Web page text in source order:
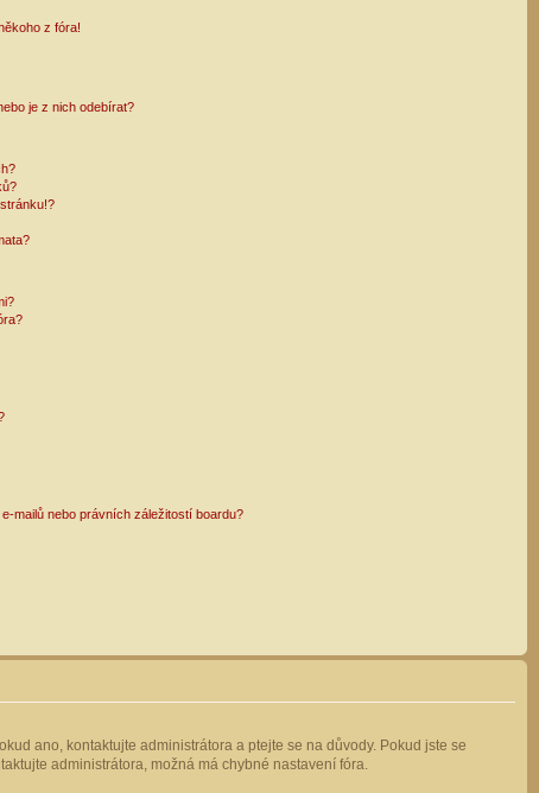
z fóra!
je z nich odebírat?
mailů nebo právních záležitostí boardu?
ano, kontaktujte administrátora a ptejte se na důvody. Pokud jste se
administrátora, možná má chybné nastavení fóra.